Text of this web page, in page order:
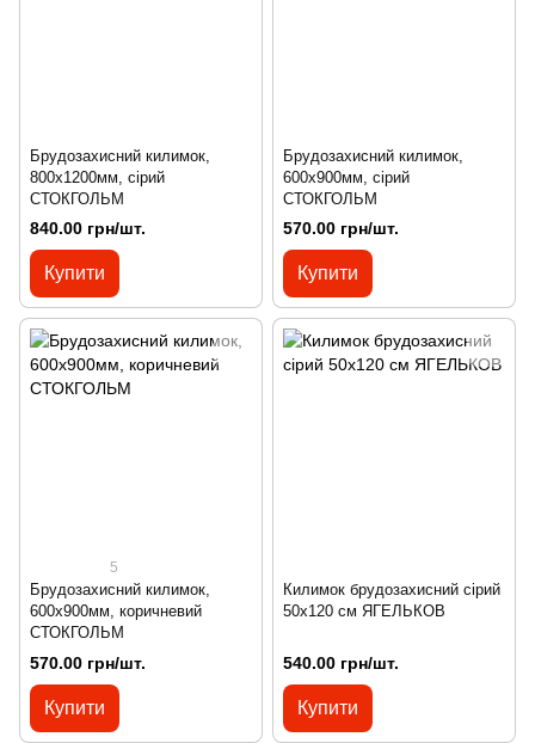
Брудозахисний килимок,
800х1200мм, сірий
СТОКГОЛЬМ
840.00 грн/шт.
Купити
Брудозахисний килимок,
600х900мм, сірий
СТОКГОЛЬМ
570.00 грн/шт.
Купити
5
Брудозахисний килимок,
600х900мм, коричневий
СТОКГОЛЬМ
570.00 грн/шт.
Купити
Килимок брудозахисний сірий
50х120 см ЯГЕЛЬКОВ
540.00 грн/шт.
Купити